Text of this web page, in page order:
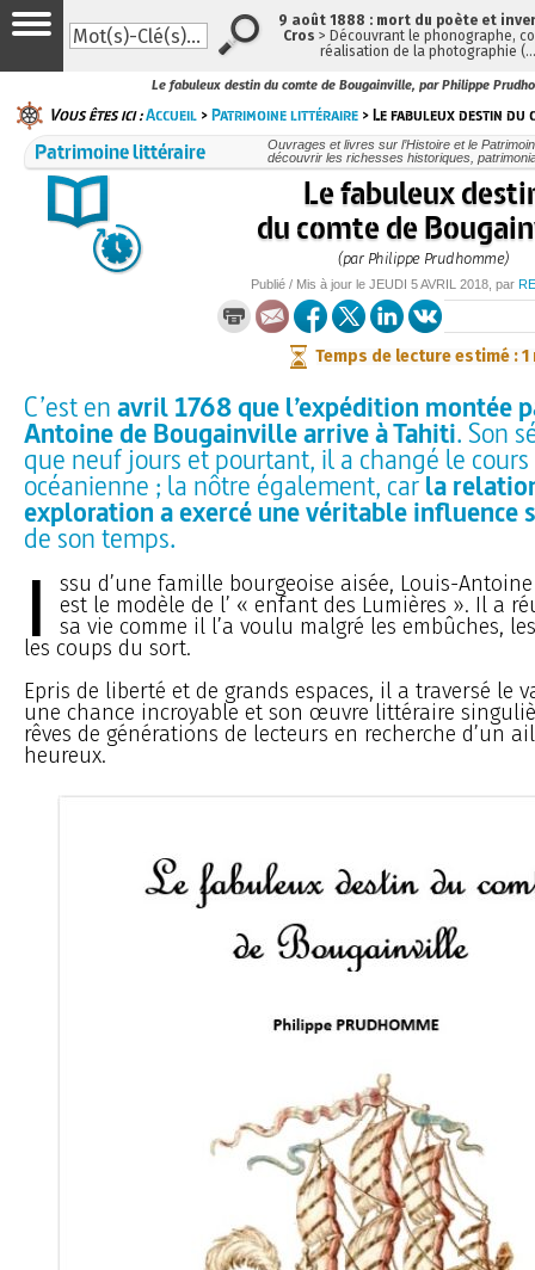
Le fabuleux destin du comte de Bougainville, par Philippe
Vous êtes ici :Accueil >Patrimoine littéraire > Le fabuleux destin du
Patrimoine littéraire
Ouvrages et livres sur l’Histoire et le
découvrir les richesses historiques,
Le fabuleux
du comte de
(par Philippe Prudhomme)
Publié / Mis à jour le JEUDI 5 AVRIL 2018 , par
Temps de lecture estimé : 1
C’est enavril 1768 que l’expédition montée
Antoine de Bougainville arrive à Tahiti. Son
que neuf jours et pourtant, il a changé le cours
océanienne ; la nôtre également, carla
exploration a exercé une véritable influence
de son temps.
I
ssu d’une famille bourgeoise aisée, Louis-
est le modèle de l’ « enfant des Lumières ». Il a
sa vie comme il l’a voulu malgré les embûches,
les coups du sort.
Epris de liberté et de grands espaces, il a traversé le
une chance incroyable et son œuvre littéraire
rêves de générations de lecteurs en recherche d’un
heureux.
9 août 1888 : mort du poète et
Cros > Découvrant le phonographe,
réalisation de la photographie